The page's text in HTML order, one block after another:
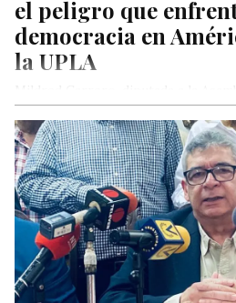
el peligro que
democracia en
la UPLA
partido político Encuentro
participación en el Encuentro…